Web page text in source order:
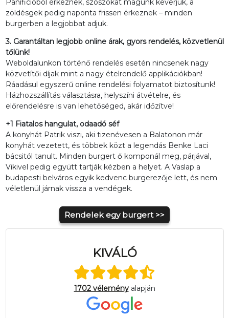
Panificióból érkeznek, szószokat magunk keverjük, a
zöldésgek pedig naponta frissen érkeznek – minden
burgerben a legjobbat adjuk.
3. Garantáltan legjobb online árak, gyors rendelés, közvetlenül
tőlünk!
Weboldalunkon történő rendelés esetén nincsenek nagy
közvetítői díjak mint a nagy ételrendelő applikációkban!
Ráadásul egyszerű online rendelési folyamatot biztosítunk!
Házhozszállítás választásra, helyszíni átvételre, és
előrendelésre is van lehetőséged, akár időzítve!
+1 Fiatalos hangulat, odaadó séf
A konyhát Patrik viszi, aki tizenévesen a Balatonon már
konyhát vezetett, és többek közt a legendás Benke Laci
bácsitól tanult. Minden burgert ő komponál meg, párjával,
Vikivel pedig együtt tartják kézben a helyet. A Vaslap a
budapesti belváros egyik kedvenc burgerezője lett, és nem
véletlenül járnak vissza a vendégek.
Rendelek egy burgert >>
KIVÁLÓ
1702 véleményalapján